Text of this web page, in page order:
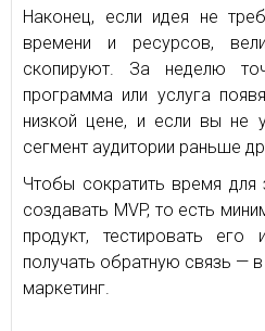
Наконец, если идея не
времени и ресурсов,
скопируют. За неделю
программа или услуга
низкой цене, и если вы не
сегмент аудитории раньше
Чтобы сократить время для
создавать MVP, то есть
продукт, тестировать
получать обратную связь —
маркетинг.